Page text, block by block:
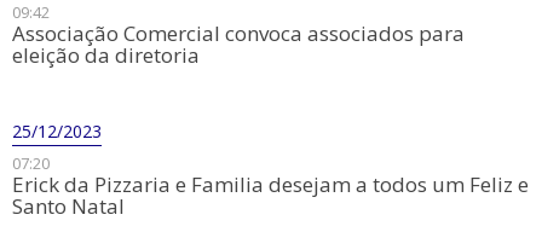
09:42
Associação Comercial convoca associados para
eleição da diretoria
25/12/2023
07:20
Erick da Pizzaria e Familia desejam a todos um Feliz e
Santo Natal